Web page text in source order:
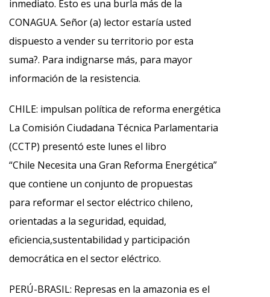
inmediato. Esto es una burla más de la
CONAGUA. Señor (a) lector estaría usted
dispuesto a vender su territorio por esta
suma?. Para indignarse más, para mayor
información de la resistencia.
CHILE: impulsan política de reforma energética
La Comisión Ciudadana Técnica Parlamentaria
(CCTP) presentó este lunes el libro
“Chile Necesita una Gran Reforma Energética”
que contiene un conjunto de propuestas
para reformar el sector eléctrico chileno,
orientadas a la seguridad, equidad,
eficiencia,sustentabilidad y participación
democrática en el sector eléctrico.
PERÚ-BRASIL: Represas en la amazonia es el